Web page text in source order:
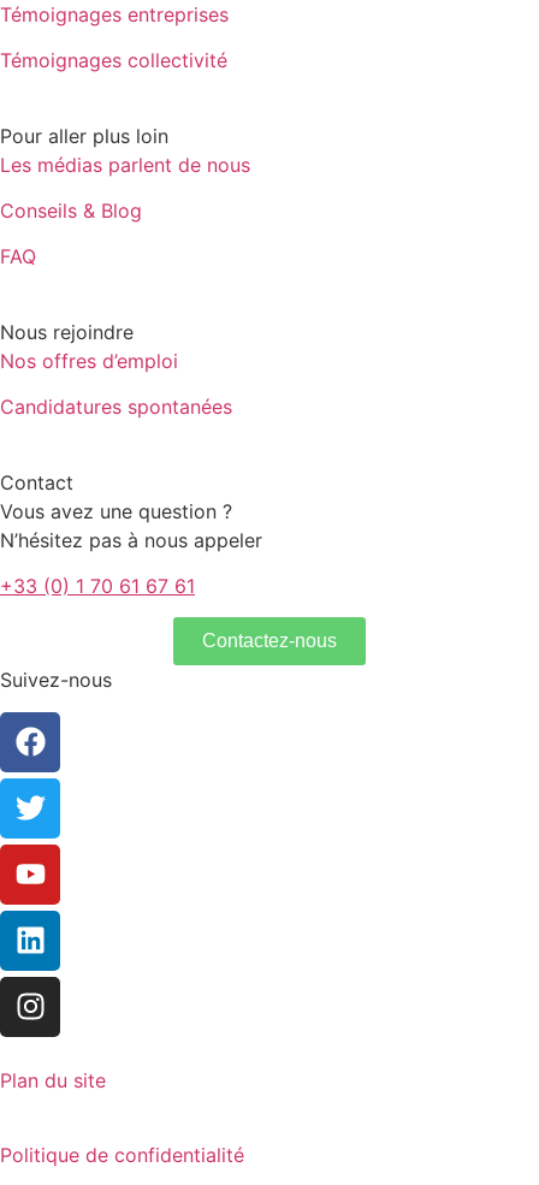
Témoignages entreprises
Témoignages collectivité
Pour aller plus loin
Les médias parlent de nous
Conseils & Blog
FAQ
Nous rejoindre
Nos offres d’emploi
Candidatures spontanées
Contact
Vous avez une question ?
N’hésitez pas à nous appeler
+33 (0) 1 70 61 67 61
Contactez-nous
Suivez-nous
Plan du site
Politique de confidentialité